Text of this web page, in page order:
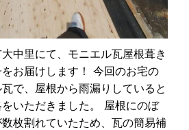
中里にて、モニエル瓦屋根葺き
お届けします！ 今回のお宅の
で、屋根から雨漏りしていると
いただきました。 屋根にのぼ
枚割れていたため、瓦の簡易補